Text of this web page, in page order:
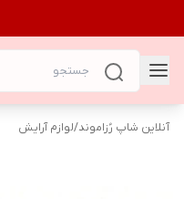
آنلاین شاپ رُزاموند/لوازم آرایش